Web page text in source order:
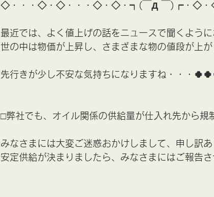
◇・・・◇・◇・・・◇・◇・┑(￣Д ￣)┍・◇
最近では、よく値上げの話をニュースで聞くよう
世の中は物価が上昇し、さまざまな物の値段が上
先行きが少し不安な気持ちになりますね・・・
□弊社でも、オイル関係の供給量が仕入れ先から規
みなさまには大変ご迷惑おかけしまして、申し訳あ
安定供給が決まりましたら、みなさまにはご報告さ